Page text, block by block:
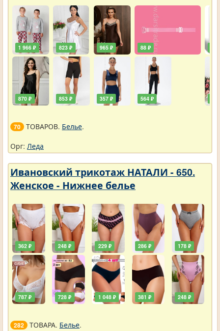
1 966 ₽
870 ₽
823 ₽
853 ₽
965 ₽
357 ₽
88 ₽
564 ₽
70 ТОВАРОВ. Белье.
Орг: Леда
Ивановский трикотаж НАТАЛИ - 650.
Женское - Нижнее белье
362 ₽
787 ₽
248 ₽
728 ₽
229 ₽
1 048 ₽
286 ₽
381 ₽
178 ₽
248 ₽
282 ТОВАРА. Белье.